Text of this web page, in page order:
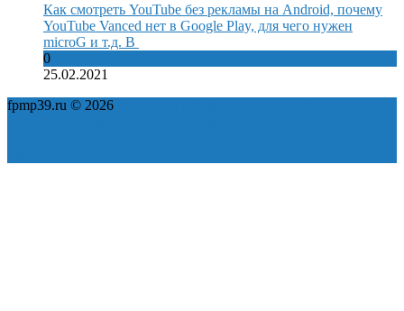
Как смотреть YouTube без рекламы на Android, почему
YouTube Vanced нет в Google Play, для чего нужен
microG и т.д. В
0
25.02.2021
fpmp39.ru © 2026